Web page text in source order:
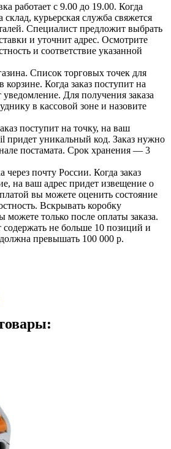
работает с 9.00 до 19.00. Когда
склад, курьерская служба свяжется
Специалист предложит выбрать
и уточнит адрес. Осмотрите
и соответствие указанной
Список торговых точек для
корзине. Когда заказ поступит на
Для получения заказа
в кассовой зоне и назовите
поступит на точку, на ваш
придет уникальный код. Заказ нужно
постамата. Срок хранения — 3
через почту России. Когда заказ
на ваш адрес придет извещение о
вы можете оценить состояние
Вскрывать коробку
можете только после оплаты заказа.
не больше 10 позиций и
превышать 100 000 р.